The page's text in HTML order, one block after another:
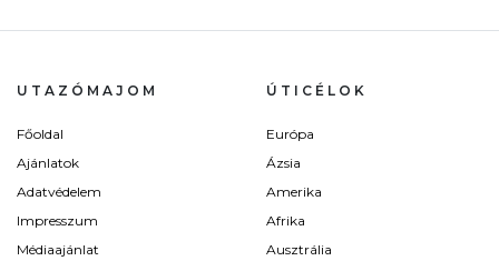
UTAZÓMAJOM
Főoldal
Ajánlatok
Adatvédelem
Impresszum
Médiaajánlat
ÚTICÉLOK
Európa
Ázsia
Amerika
Afrika
Ausztrália